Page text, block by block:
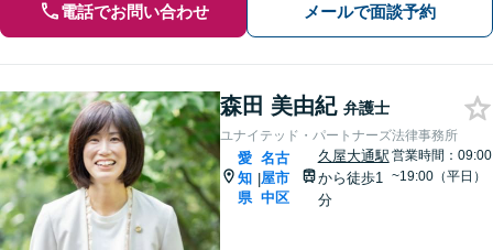
電話でお問い合わせ メールで面談予約
森田 美由紀 弁護士
ユナイテッド・パートナーズ法律事務所
愛
知
県
|
名古
屋市
中区
久屋大通駅
から徒歩1
分
営業時間：09:00
~19:00（平日）